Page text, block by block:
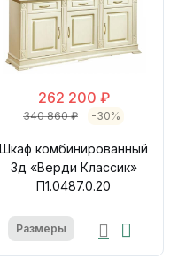
262 200 ₽
340 860 ₽ -30%
Шкаф комбинированный
3д «Верди Классик»
П1.0487.0.20
Размеры